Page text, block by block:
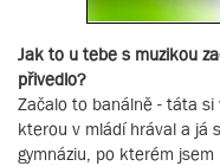
Jak to u tebe s muzikou
přivedlo?
Začalo to banálně - táta
kterou v mládí hrával a já
gymnáziu, po kterém